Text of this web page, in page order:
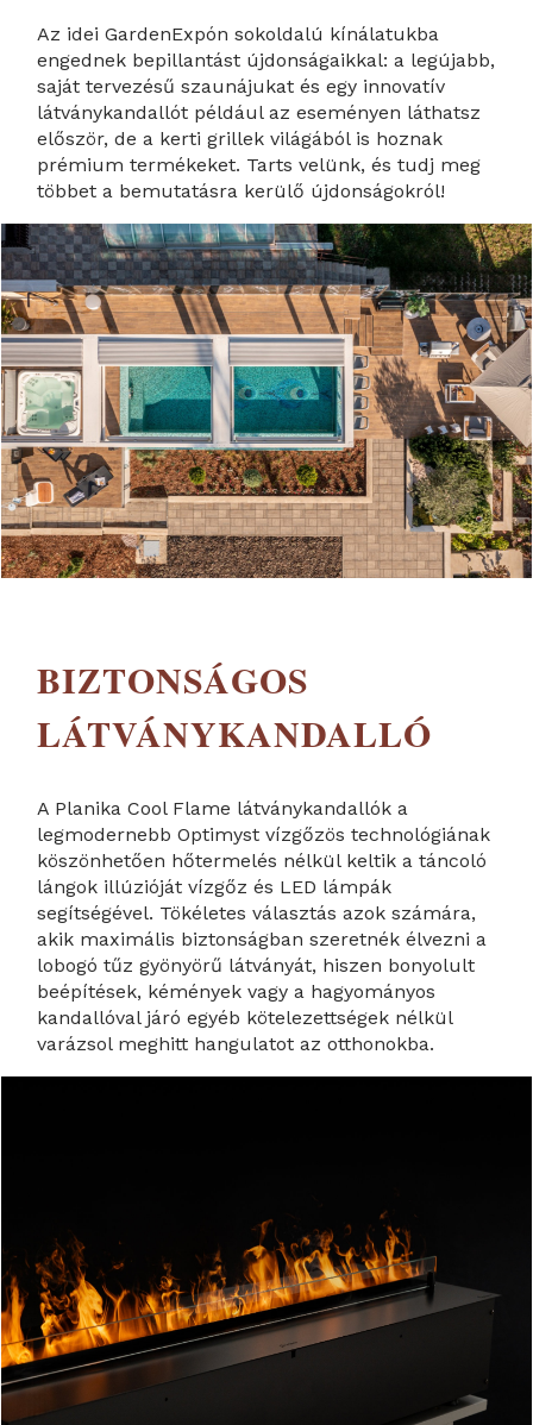
Az idei GardenExpón sokoldalú kínálatukba
engednek bepillantást újdonságaikkal: a legújabb,
saját tervezésű szaunájukat és egy innovatív
látványkandallót például az eseményen láthatsz
először, de a kerti grillek világából is hoznak
prémium termékeket. Tarts velünk, és tudj meg
többet a bemutatásra kerülő újdonságokról!
BIZTONSÁGOS
LÁTVÁNYKANDALLÓ
A Planika Cool Flame látványkandallók a
legmodernebb Optimyst vízgőzös technológiának
köszönhetően hőtermelés nélkül keltik a táncoló
lángok illúzióját vízgőz és LED lámpák
segítségével. Tökéletes választás azok számára,
akik maximális biztonságban szeretnék élvezni a
lobogó tűz gyönyörű látványát, hiszen bonyolult
beépítések, kémények vagy a hagyományos
kandallóval járó egyéb kötelezettségek nélkül
varázsol meghitt hangulatot az otthonokba.